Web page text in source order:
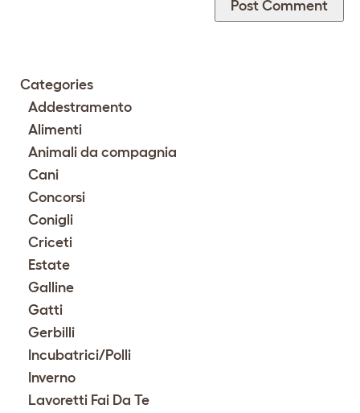
Categories
Addestramento
Alimenti
Animali da compagnia
Cani
Concorsi
Conigli
Criceti
Estate
Galline
Gatti
Gerbilli
Incubatrici/Polli
Inverno
Lavoretti Fai Da Te